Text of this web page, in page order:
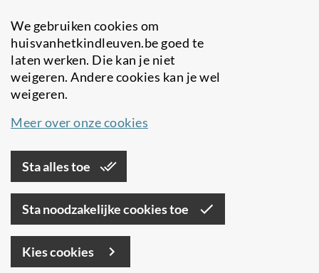
We gebruiken cookies om
huisvanhetkindleuven.be goed te
laten werken. Die kan je niet
weigeren. Andere cookies kan je wel
weigeren.
Meer over onze cookies
Sta alles toe
Sta noodzakelijke cookies toe
Kies cookies